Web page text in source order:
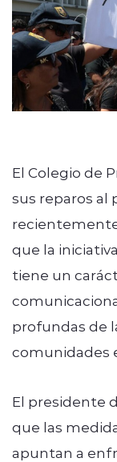
El Colegio de
sus reparos al
que la
tiene un
profundas de
comunidades
El presidente
que las
apuntan a